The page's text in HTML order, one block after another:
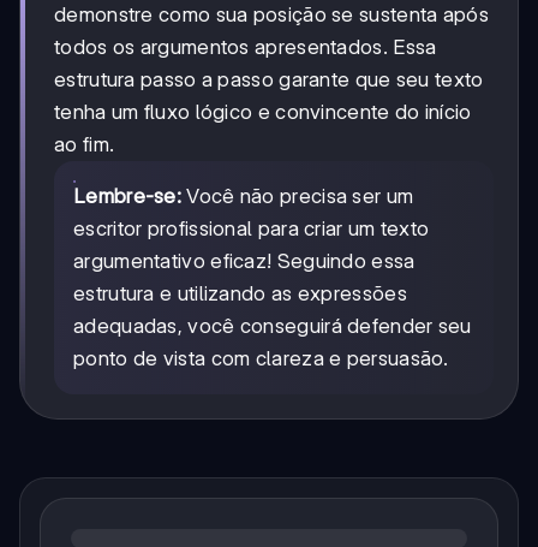
demonstre como sua posição se sustenta após
todos os argumentos apresentados. Essa
estrutura passo a passo garante que seu texto
tenha um fluxo lógico e convincente do início
ao fim.
Lembre-se: Você não precisa ser um
escritor profissional para criar um texto
argumentativo eficaz! Seguindo essa
estrutura e utilizando as expressões
adequadas, você conseguirá defender seu
ponto de vista com clareza e persuasão.